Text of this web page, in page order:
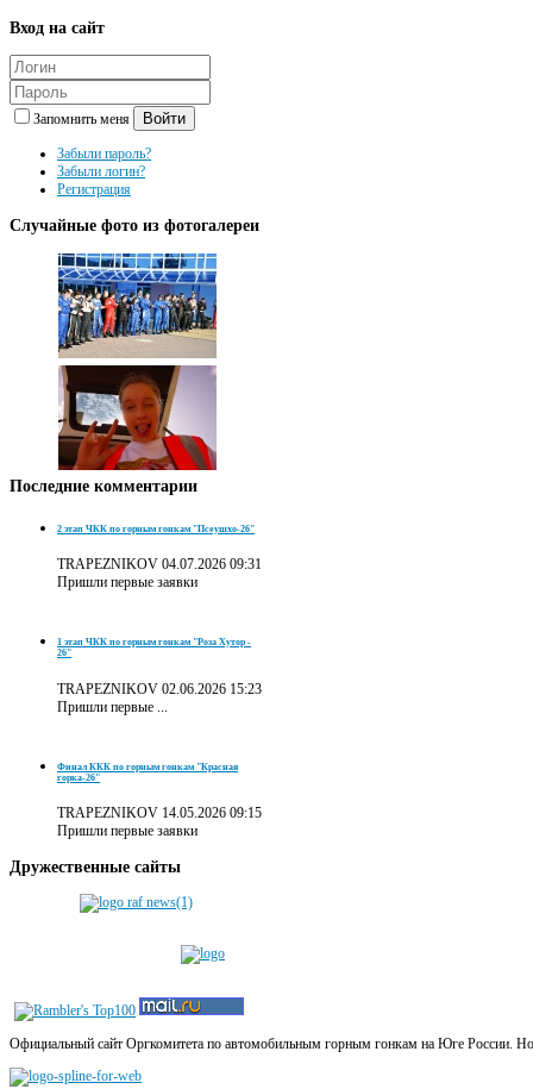
Вход на сайт
Запомнить меня Войти
Забыли пароль?
Забыли логин?
Регистрация
Случайные фото из фотогалереи
Последние комментарии
2 этап ЧКК по горным гонкам "Псеушхо-26"
TRAPEZNIKOV 04.07.2026 09:31
Пришли первые заявки
1 этап ЧКК по горным гонкам "Роза Хутор -
26"
TRAPEZNIKOV 02.06.2026 15:23
Пришли первые ...
Финал ККК по горным гонкам "Красная
горка-26"
TRAPEZNIKOV 14.05.2026 09:15
Пришли первые заявки
Дружественные сайты
Официальный сайт Оргкомитета по автомобильным горным гонкам на Юге России.